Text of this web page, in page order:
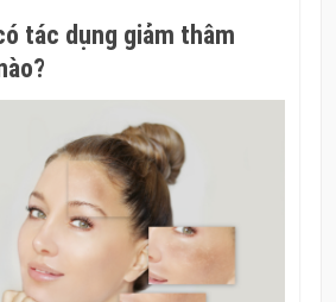
tác dụng giảm thâm